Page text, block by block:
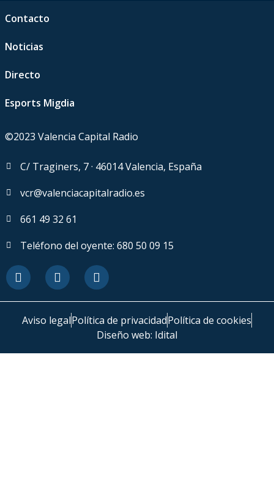
Contacto
Noticias
Directo
Esports Migdia
©2023 Valencia Capital Radio
C/ Traginers, 7 · 46014 Valencia, España
vcr@valenciacapitalradio.es
661 49 32 61
Teléfono del oyente: 680 50 09 15
Aviso legalPolítica de privacidadPolítica de cookies
Diseño web: Idital